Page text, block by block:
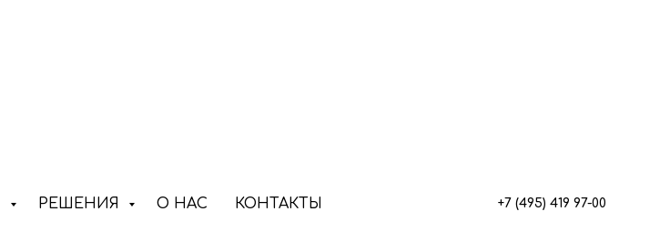
РЕШЕНИЯ О НАС КОНТАКТЫ +7 (495) 419 97-00